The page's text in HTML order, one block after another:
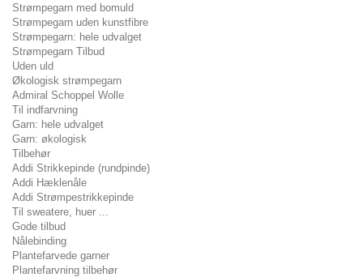
Strømpegarn med bomuld
Strømpegarn uden kunstfibre
Strømpegarn: hele udvalget
Strømpegarn Tilbud
Uden uld
Økologisk strømpegarn
Admiral Schoppel Wolle
Til indfarvning
Garn: hele udvalget
Garn: økologisk
Tilbehør
Addi Strikkepinde (rundpinde)
Addi Hæklenåle
Addi Strømpestrikkepinde
Til sweatere, huer ...
Gode tilbud
Nålebinding
Plantefarvede garner
Plantefarvning tilbehør